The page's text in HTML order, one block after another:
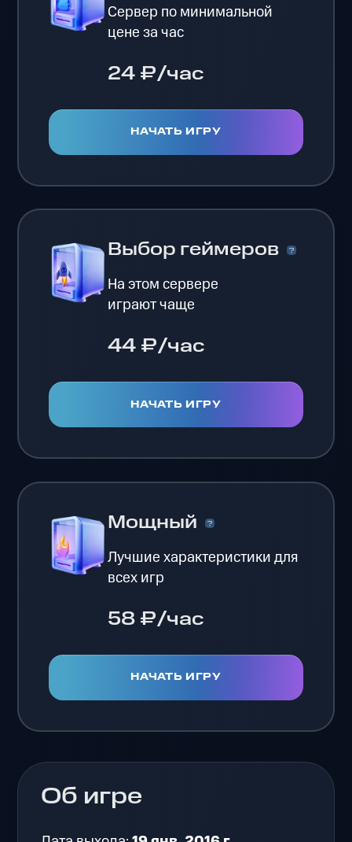
Сервер по минимальной
цене за час
24 ₽/час
НАЧАТЬ ИГРУ
Выбор геймеров
На этом сервере
играют чаще
44 ₽/час
НАЧАТЬ ИГРУ
Мощный
Лучшие характеристики для
всех игр
58 ₽/час
НАЧАТЬ ИГРУ
Об игре